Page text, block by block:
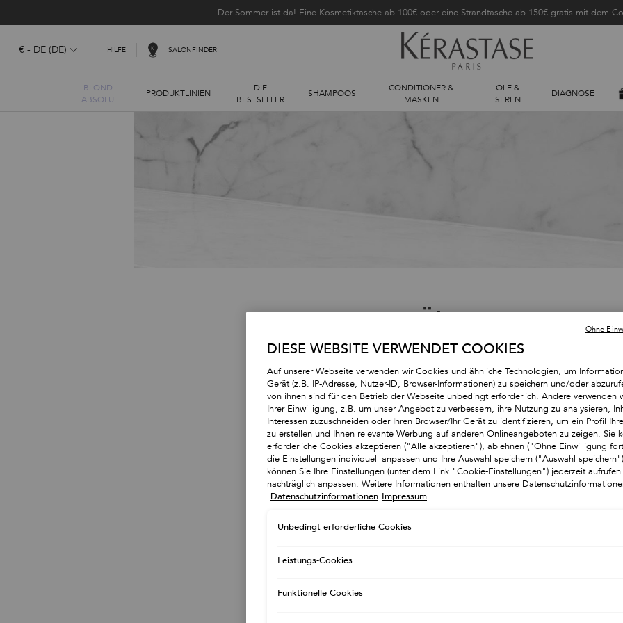
Der Sommer ist da! Eine Kosmetiktasche ab 100€ oder eine Strandtasche ab 150€ gratis mit dem
€ - DE (DE) HILFE SALONFINDER
BLOND
ABSOLU
PRODUKTLINIEN
DIE
BESTSELLER
SHAMPOOS
CONDITIONER &
MASKEN
ÖLE &
SEREN
DIAGNOSE
Über uns
Inspiriert von unserer intimen Kenntnis der modernen Frau, kreiert
weiterhin maßgeschneiderte Produkte und Behandlungen, um dem
Wunsch nach einzigartigem Haar zu entsprechen.
DIESE WEBSITE VERWENDET COOKIES
Auf unserer Webseite verwenden wir Cookies und ähnliche Technologien, um
Gerät (z.B. IP-Adresse, Nutzer-ID, Browser-Informationen) zu speichern und/oder
von ihnen sind für den Betrieb der Webseite unbedingt erforderlich. Andere verwenden
Ihrer Einwilligung, z.B. um unser Angebot zu verbessern, ihre Nutzung zu analysieren,
Interessen zuzuschneiden oder Ihren Browser/Ihr Gerät zu identifizieren, um ein Profil
zu erstellen und Ihnen relevante Werbung auf anderen Onlineangeboten zu zeigen. Sie
erforderliche Cookies akzeptieren ("Alle akzeptieren"), ablehnen ("Ohne Einwilligung
die Einstellungen individuell anpassen und Ihre Auswahl speichern ("Auswahl
können Sie Ihre Einstellungen (unter dem Link "Cookie-Einstellungen") jederzeit
nachträglich anpassen. Weitere Informationen enthalten unsere
Datenschutzinformationen Impressum
Unbedingt erforderliche Cookies
Leistungs-Cookies
Funktionelle Cookies
Ohne